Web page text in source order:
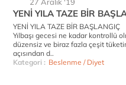
YENİ YILA TAZE BİR
YENİ YILA TAZE BİR BAŞLANGIÇ
Yılbaşı gecesi ne kadar kontrollü
düzensiz ve biraz fazla çeşit
açısından d..
Kategori : Beslenme / Diyet